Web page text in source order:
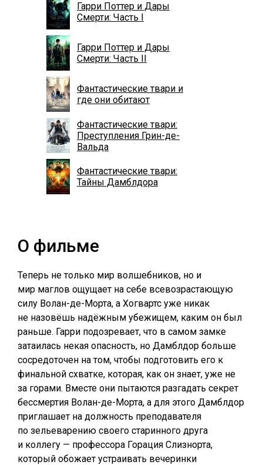
Гарри Поттер и Дары
Смерти: Часть I
Гарри Поттер и Дары
Смерти: Часть II
Фантастические твари и
где они обитают
Фантастические твари:
Преступления Грин-де-
Вальда
Фантастические твари:
Тайны Дамблдора
О фильме
Теперь не только мир волшебников, но и
мир маглов ощущает на себе всевозрастающую
силу Волан-де-Морта, а Хогвартс уже никак
не назовёшь надёжным убежищем, каким он был
раньше. Гарри подозревает, что в самом замке
затаилась некая опасность, но Дамблдор больше
сосредоточен на том, чтобы подготовить его к
финальной схватке, которая, как он знает, уже не
за горами. Вместе они пытаются разгадать секрет
бессмертия Волан-де-Морта, а для этого Дамблдор
приглашает на должность преподавателя
по зельеварению своего старинного друга
и коллегу — профессора Горация Слизнорта,
который обожает устраивать вечеринки